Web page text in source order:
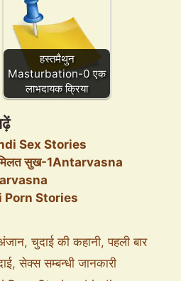
हस्तमैथुन
Masturbation-0 एक
लाभदायक क्रिया
Sex Stories
में मिलत सुख-1Antarvasna
Porn Stories
,चुदाई की कहानी,पहली बार
,सेक्स सम्बन्धी जानकारी